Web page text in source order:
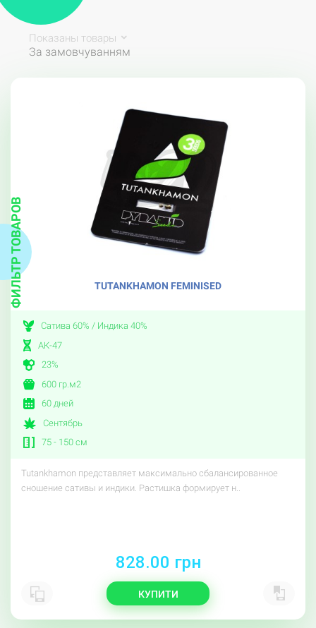
ФИЛЬТР ТОВАРОВ
Показаны товары
За замовчуванням
TUTANKHAMON FEMINISED
Сатива 60% / Индика 40%
АК-47
23%
600 гр.м2
60 дней
Сентябрь
75 - 150 см
Tutankhamon представляет максимально сбалансированное
сношение сативы и индики. Растишка формирует н..
828.00 грн
КУПИТИ